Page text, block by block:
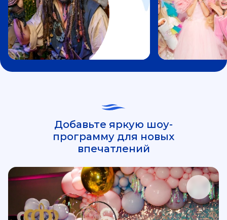
Добавьте яркую шоу-
программу для новых
впечатлений